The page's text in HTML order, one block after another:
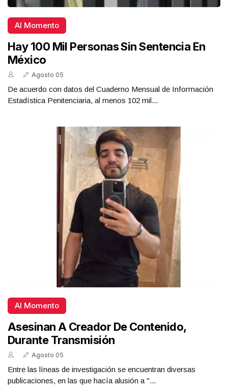
Al Momento
Hay 100 Mil Personas Sin Sentencia En
México
Agosto 05
De acuerdo con datos del Cuaderno Mensual de Información
Estadística Penitenciaria, al menos 102 mil...
Al Momento
Asesinan A Creador De Contenido,
Durante Transmisión
Agosto 05
Entre las líneas de investigación se encuentran diversas
publicaciones, en las que hacía alusión a "...